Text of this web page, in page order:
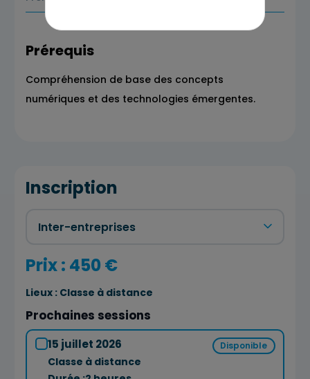
Prérequis
Compréhension de base des concepts
numériques et des technologies émergentes.
Inscription
Prix : 450 €
Lieux : Classe à distance
Prochaines sessions
15 juillet 2026 Disponible
Classe à distance